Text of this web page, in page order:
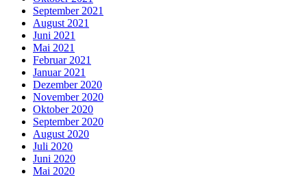
September 2021
August 2021
Juni 2021
Mai 2021
Februar 2021
Januar 2021
Dezember 2020
November 2020
Oktober 2020
September 2020
August 2020
Juli 2020
Juni 2020
Mai 2020